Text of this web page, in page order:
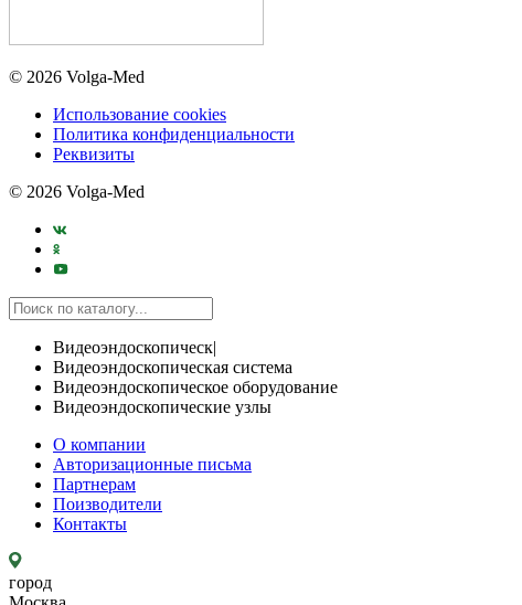
© 2026 Volga-Med
Использование cookies
Политика конфиденциальности
Реквизиты
© 2026 Volga-Med
Видеоэндоскопическ|
Видеоэндоскопическая система
Видеоэндоскопическое оборудование
Видеоэндоскопические узлы
О компании
Авторизационные письма
Партнерам
Поизводители
Контакты
город